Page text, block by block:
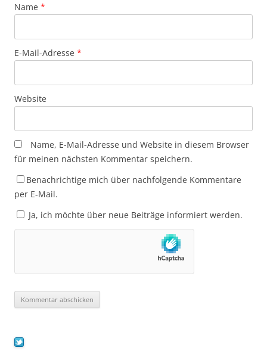
Name *
E-Mail-Adresse *
Website
Name, E-Mail-Adresse und Website in diesem Browser
für meinen nächsten Kommentar speichern.
Benachrichtige mich über nachfolgende Kommentare
per E-Mail.
Ja, ich möchte über neue Beiträge informiert werden.